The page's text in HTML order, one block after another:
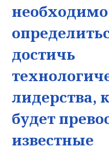
необходимо
достичь
лидерства,
будет
известные